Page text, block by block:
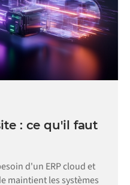
: ce qu'il faut
d'un ERP cloud et
maintient les systèmes